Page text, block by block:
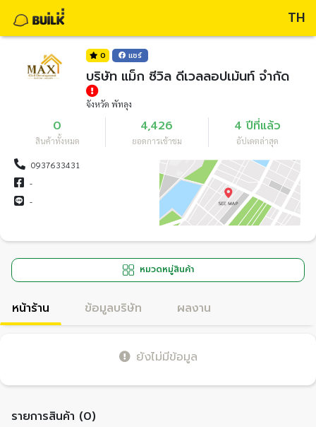
TH
0 แชร์
บริษัท แม็ก ซีวิล ดีเวลลอปเม้นท์ จำกัด
จังหวัด พัทลุง
0
สินค้าทั้งหมด
4,426
ยอดการเข้าชม
4 ปีที่แล้ว
อัปเดตล่าสุด
0937633431
-
-
หมวดหมู่สินค้า
หน้าร้าน ข้อมูลบริษัท ผลงาน
ยังไม่มีข้อมูล
รายการสินค้า (0)